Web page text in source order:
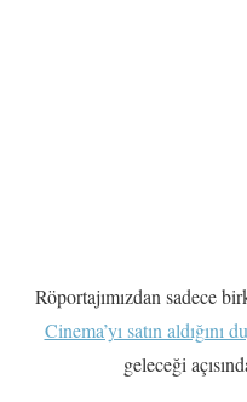
Röportajımızdan sadece
Cinema’yı satın aldığını
geleceği